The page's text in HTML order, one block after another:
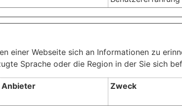
einer Webseite sich an Informationen zu
Sprache oder die Region in der Sie sich
Anbieter Zweck